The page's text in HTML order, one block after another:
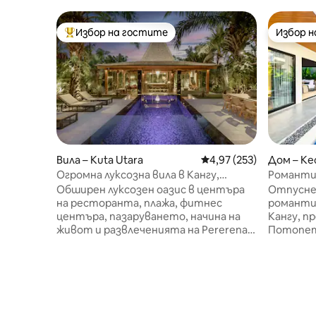
Най-популярен избор на гостите
Избор на гостите
Вила – Kuta Utara Средна оценка: 4,97
4,97 (253)
Огромна луксозна вила в Кангу,
пешеходно разстояние до плаж и
развлечения
Обширен луксозен оазис в центъра
на ресторанта, плажа, фитнес
центъра, пазаруването, начина на
живот и развлеченията на Pererenan
Избор
Избор
Дом –
модерен
Кангу,